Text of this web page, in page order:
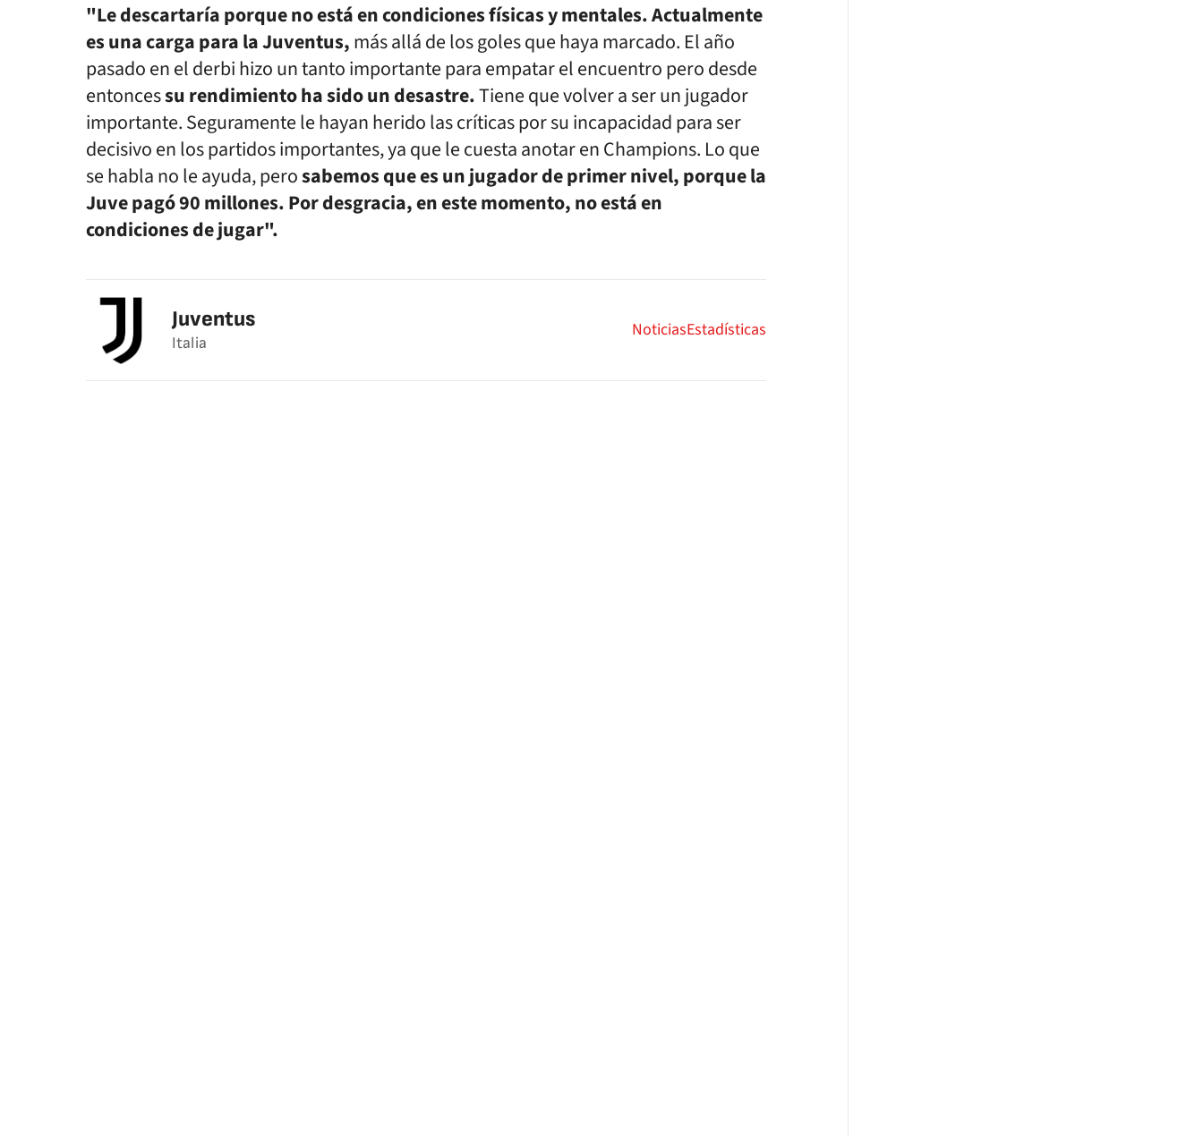
"Le descartaría porque no está en condiciones físicas y mentales. Actualmente
es una carga para la Juventus,más allá de los goles que haya marcado. El año
pasado en el derbi hizo un tanto importante para empatar el encuentro pero desde
entoncessu rendimiento ha sido un desastre.Tiene que volver a ser un jugador
importante. Seguramente le hayan herido las críticas por su incapacidad para ser
decisivo en los partidos importantes, ya que le cuesta anotar en Champions. Lo que
se habla no le ayuda, perosabemos que es un jugador de primer nivel, porque la
Juve pagó 90 millones. Por desgracia, en este momento, no está en
condiciones de jugar".
Juventus
Italia
NoticiasEstadísticas